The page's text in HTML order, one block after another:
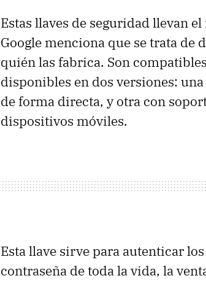
Estas llaves de seguridad llevan
Google menciona que se trata de
quién las fabrica. Son
disponibles en dos versiones:
de forma directa, y otra con
dispositivos móviles.
Esta llave sirve para autenticar
contraseña de toda la vida, la